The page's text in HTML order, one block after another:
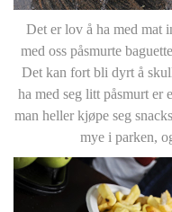
Det er lov å ha med mat
med oss påsmurte
Det kan fort bli dyrt å
ha med seg litt påsmurt er
man heller kjøpe seg
mye i parken,